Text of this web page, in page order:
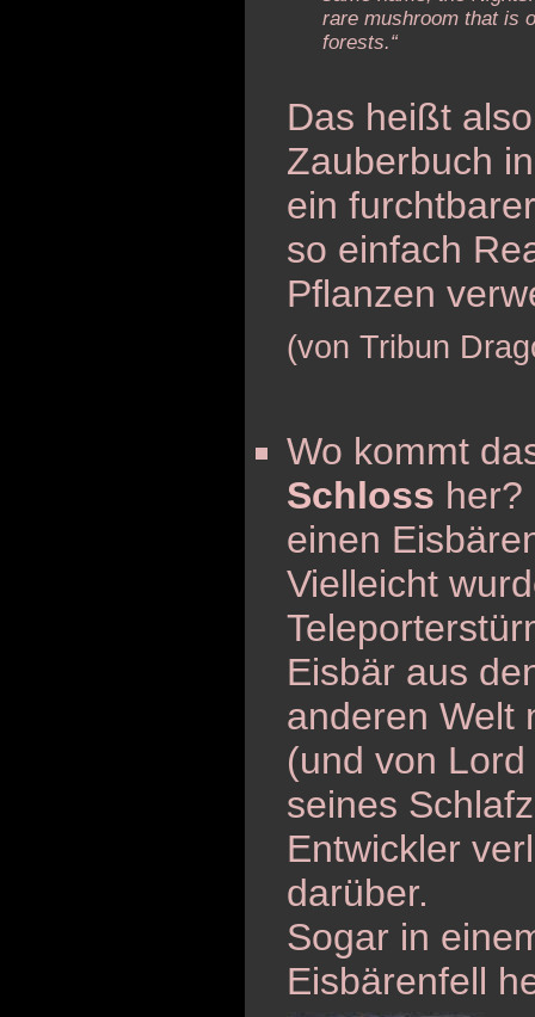
rare mushroom that is
forests.“
Das heißt
Zauberbuch
ein
so einfach
Pflanzen
(von Tribun
Wo kommt
Schloss her?
einen
Vielleicht
Eisbär aus
anderen Welt
(und von
seines
Entwickler
darüber.
Sogar in
Eisbärenfell